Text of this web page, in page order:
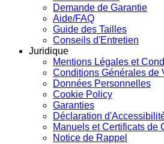
Demande de Garantie
Aide/FAQ
Guide des Tailles
Conseils d'Entretien
Juridique
Mentions Légales et
Conditions Générales de
Données Personnelles
Cookie Policy
Garanties
Déclaration
Manuels et Certificats de
Notice de Rappel